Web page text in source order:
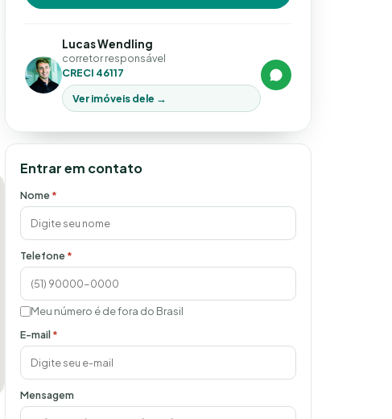
Lucas Wendling
corretor responsável
CRECI 46117
Ver imóveis dele →
Entrar em contato
Nome *
Telefone *
Meu número é de fora do Brasil
E-mail *
Mensagem